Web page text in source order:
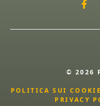
© 2026
POLITICA SUI COOKIE
PRIVACY